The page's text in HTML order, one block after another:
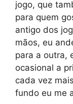
jogo, que
para quem
antigo dos
mãos, eu
para a outra,
ocasional a
cada vez
fundo eu me